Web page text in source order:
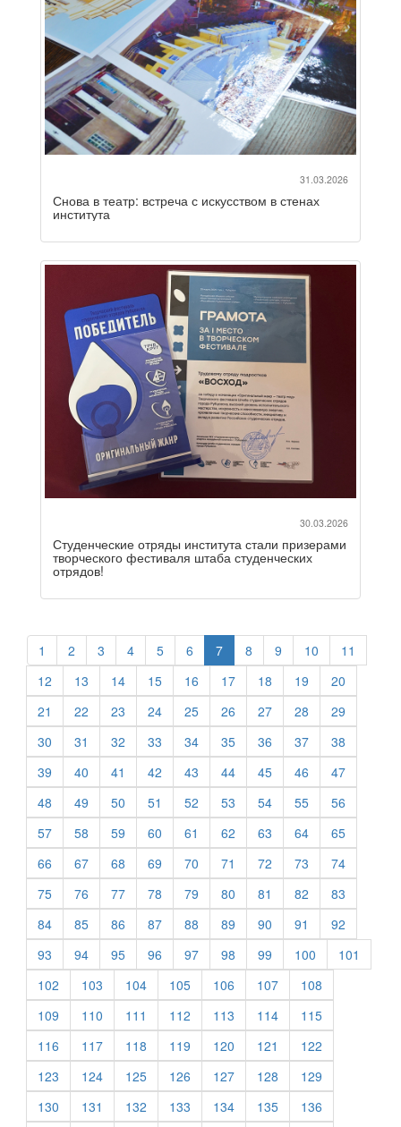
31.03.2026
Снова в театр: встреча с искусством в стенах
института
30.03.2026
Студенческие отряды института стали призерами
творческого фестиваля штаба студенческих
отрядов!
1 2 3 4 5 6 7 8 9 10
11
12
13 14 15 16 17 18 19
20
21
22 23 24 25 26 27 28
29
30
31 32 33 34 35 36 37
38
39
40 41 42 43 44 45 46
47
48
49 50 51 52 53 54 55
56
57
58 59 60 61 62 63 64
65
66
67 68 69 70 71 72 73
74
75
76 77 78 79 80 81 82
83
84
85 86 87 88 89 90 91
92
93
94 95 96 97 98 99 100
101
102
103 104 105 106 107
108
109
110 111 112 113 114
115
116
117 118 119 120 121
122
123
124 125 126 127 128
129
130
131 132 133 134 135
136